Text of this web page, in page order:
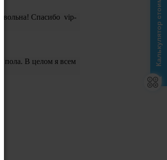
Спасибо vip-
пола. В целом я всем
Калькулятор стоимости